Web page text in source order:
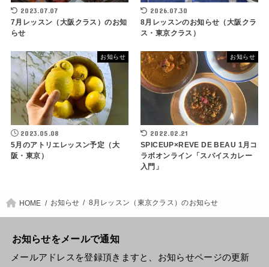
2023.07.07
7月レッスン（大阪クラス）のお知
らせ
2026.07.30
8月レッスンのお知らせ（大阪クラ
ス・東京クラス）
お知らせ
2023.05.08
5月のアトリエレッスン予定（大
阪・東京）
お知らせ
2022.02.21
SPICEUP×REVE DE BEAU 1月コ
ラボオンライン「スパイスカレー
入門」
HOME お知らせ 8月レッスン（東京クラス）のお知らせ
お知らせをメールで通知
メールアドレスを登録頂きますと、お知らせページの更新